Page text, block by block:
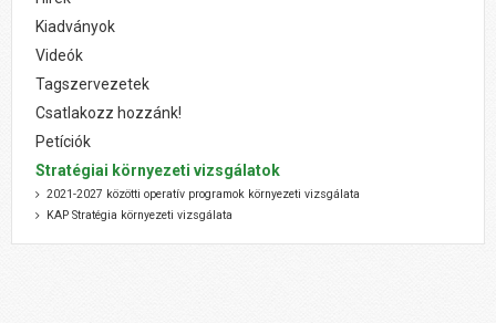
Kiadványok
Videók
Tagszervezetek
Csatlakozz hozzánk!
Petíciók
Stratégiai környezeti vizsgálatok
2021-2027 közötti operatív programok környezeti vizsgálata
KAP Stratégia környezeti vizsgálata